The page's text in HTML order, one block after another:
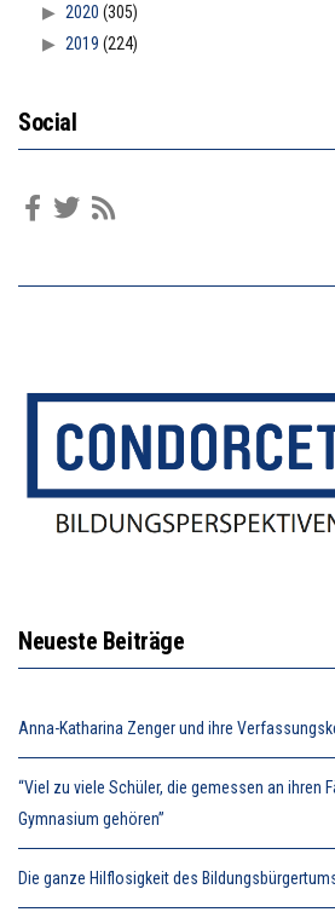
2020 (305)
2019 (224)
Social
Neueste Beiträge
Anna-Katharina Zenger und ihre
“Viel zu viele Schüler, die gemessen an ihren
Gymnasium gehören”
Die ganze Hilflosigkeit des